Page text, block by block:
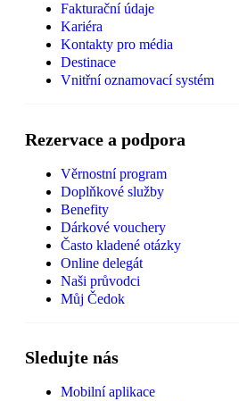
Fakturační údaje
Kariéra
Kontakty pro média
Destinace
Vnitřní oznamovací systém
Rezervace a podpora
Věrnostní program
Doplňkové služby
Benefity
Dárkové vouchery
Často kladené otázky
Online delegát
Naši průvodci
Můj Čedok
Sledujte nás
Mobilní aplikace